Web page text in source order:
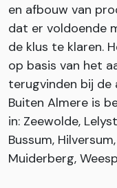
en afbouw van
dat er voldoende
de klus te klaren.
op basis van het
terugvinden bij de
Buiten Almere is
in: Zeewolde,
Bussum,
Muiderberg,